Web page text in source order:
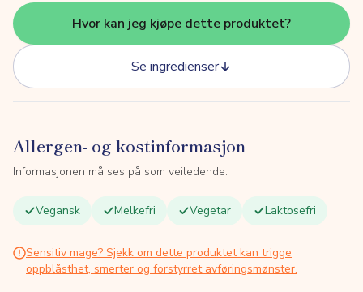
Hvor kan jeg kjøpe dette produktet?
Se ingredienser
Allergen- og kostinformasjon
Informasjonen må ses på som veiledende.
Vegansk Melkefri Vegetar Laktosefri
Sensitiv mage? Sjekk om dette produktet kan trigge
oppblåsthet, smerter og forstyrret avføringsmønster.